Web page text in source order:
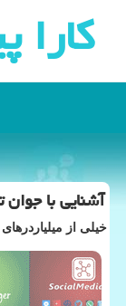
كارا
آشنایی با جوان
خیلی از